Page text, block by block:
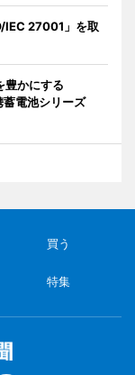
IEC 27001」を取
豊かにする
蓄電池シリーズ
買う
特集